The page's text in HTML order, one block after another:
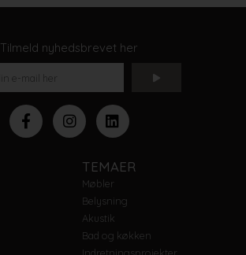
Tilmeld nyhedsbrevet her
TEMAER
Møbler
Belysning
Akustik
Bad og køkken